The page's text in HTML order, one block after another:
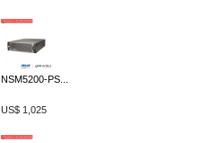
NSM5200-PS...
US$ 1,025